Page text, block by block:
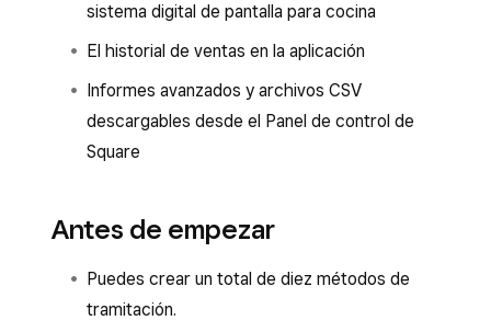
sistema digital de pantalla para cocina
El historial de ventas en la aplicación
Informes avanzados y archivos CSV
descargables desde el Panel de control de
Square
Antes de empezar
Puedes crear un total de diez métodos de
tramitación.